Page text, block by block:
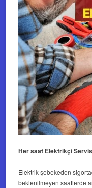
Her saat Elektrikçi
Elektrik şebekeden
beklenilmeyen saatlerde